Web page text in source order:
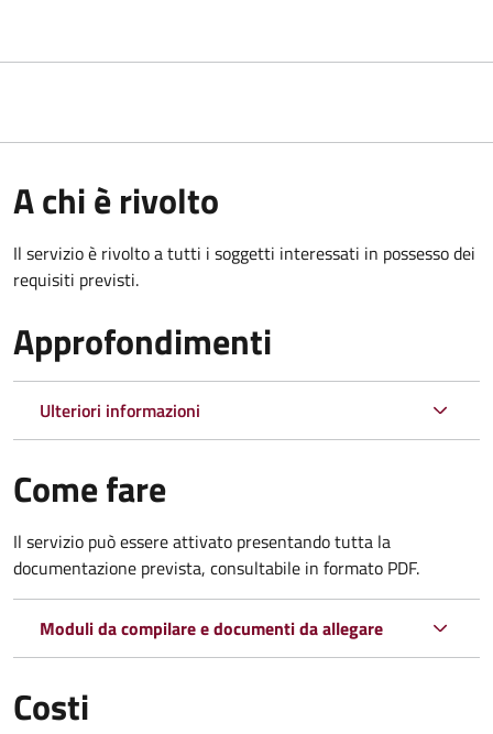
A chi è rivolto
Il servizio è rivolto a tutti i soggetti interessati in possesso dei
requisiti previsti.
Approfondimenti
Ulteriori informazioni
Come fare
Il servizio può essere attivato presentando tutta la
documentazione prevista, consultabile in formato PDF.
Moduli da compilare e documenti da allegare
Costi